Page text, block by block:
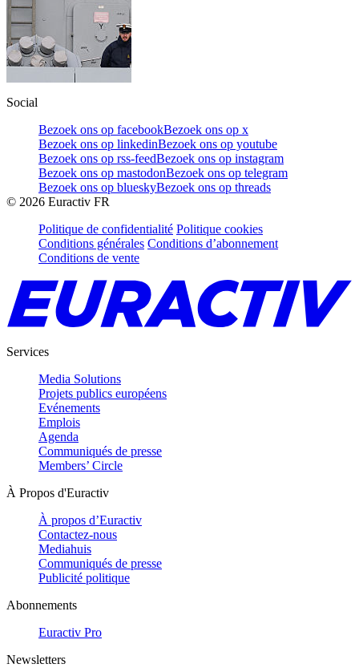
Social
Bezoek ons op facebookBezoek ons op x
Bezoek ons op linkedinBezoek ons op youtube
Bezoek ons op rss-feedBezoek ons op instagram
Bezoek ons op mastodonBezoek ons op telegram
Bezoek ons op blueskyBezoek ons op threads
© 2026 Euractiv FR
Politique de confidentialité Politique cookies
Conditions générales Conditions d’abonnement
Conditions de vente
Services
Media Solutions
Projets publics européens
Evénements
Emplois
Agenda
Communiqués de presse
Members’ Circle
À Propos d'Euractiv
À propos d’Euractiv
Contactez-nous
Mediahuis
Communiqués de presse
Publicité politique
Abonnements
Euractiv Pro
Newsletters